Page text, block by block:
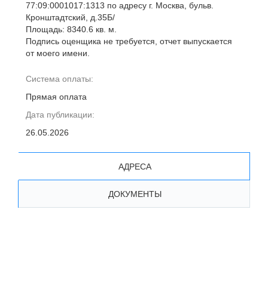
77:09:0001017:1313 по адресу г. Москва, бульв.
Кронштадтский, д.35Б/
Площадь: 8340.6 кв. м.
Подпись оценщика не требуется, отчет выпускается
от моего имени.
Система оплаты:
Прямая оплата
Дата публикации:
26.05.2026
АДРЕСА
ДОКУМЕНТЫ